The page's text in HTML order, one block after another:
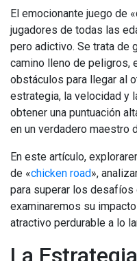
El emocionante juego de
jugadores de todas las
pero adictivo. Se trata de
camino lleno de peligros,
obstáculos para llegar al
estrategia, la velocidad y
obtener una puntuación
en un verdadero maestro
En este artículo,
de «chicken road»,
para superar los desafíos
examinaremos su
atractivo perdurable a lo
La